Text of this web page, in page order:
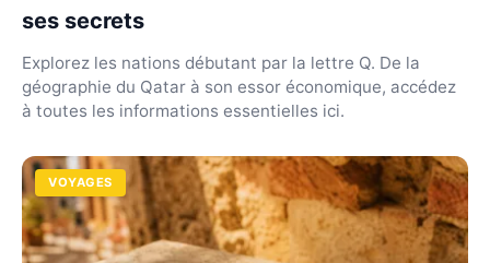
ses secrets
Explorez les nations débutant par la lettre Q. De la
géographie du Qatar à son essor économique, accédez
à toutes les informations essentielles ici.
VOYAGES